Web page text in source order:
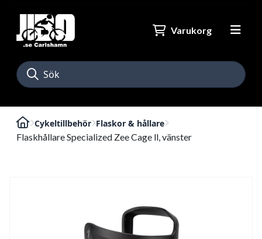
Varukorg
Cykeltillbehör Flaskor & hållare
Flaskhållare Specialized Zee Cage ll, vänster